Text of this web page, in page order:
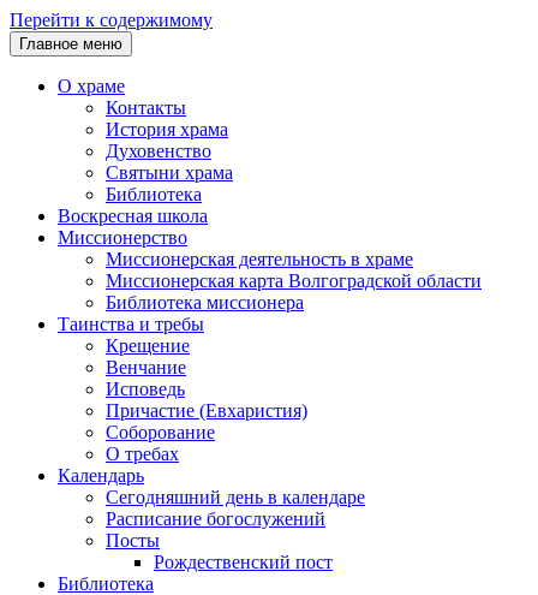
Перейти к содержимому
Главное меню
О храме
Контакты
История храма
Духовенство
Святыни храма
Библиотека
Воскресная школа
Миссионерство
Миссионерская деятельность в храме
Миссионерская карта Волгоградской области
Библиотека миссионера
Таинства и требы
Крещение
Венчание
Исповедь
Причастие (Евхаристия)
Соборование
О требах
Календарь
Сегодняшний день в календаре
Расписание богослужений
Посты
Рождественский пост
Библиотека